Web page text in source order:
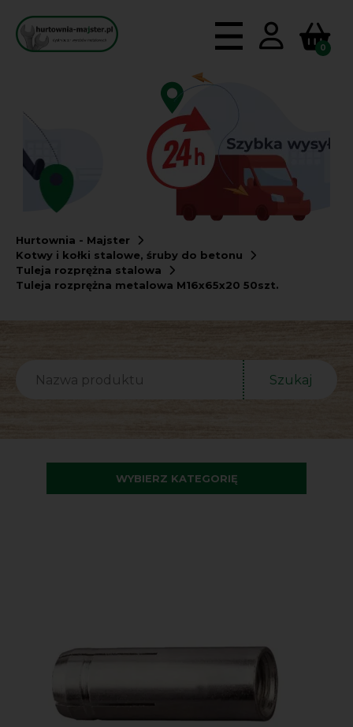
0
Hurtownia - Majster
Kotwy i kołki stalowe, śruby do betonu
Tuleja rozprężna stalowa
Tuleja rozprężna metalowa M16x65x20 50szt.
WYBIERZ KATEGORIĘ
Szukaj